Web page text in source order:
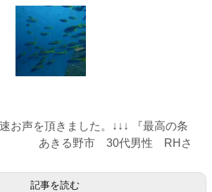
声を頂きました。↓↓↓ 『最高の条
あきる野市 30代男性 RHさ
記事を読む